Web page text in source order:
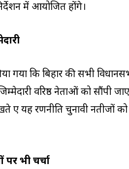
में आयोजित होंगे।
गया कि बिहार की सभी
वरिष्ठ नेताओं को सौंपी
हुए यह रणनीति चुनावी नतीजों
पर भी चर्चा